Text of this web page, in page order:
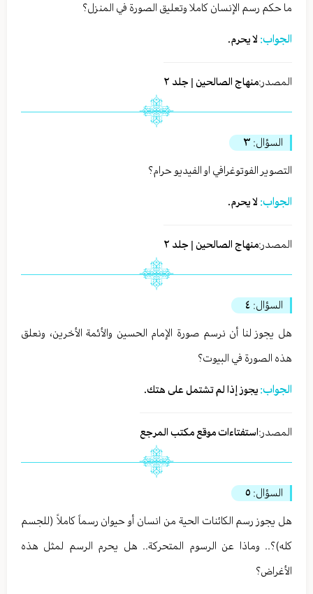
ما حكم رسم الإنسان كاملا وتعليق الصورة في المنزل؟
الجواب: لا يحرم.
المصدر:منهاج الصالحين | جلد ٢
السؤال: ٣
التصوير الفوتوغرافي او الفيديو حرام؟
الجواب: لا يحرم.
المصدر:منهاج الصالحين | جلد ٢
السؤال: ٤
هل يجوز لنا أن نرسم صورة الإمام الحسين والأئمة الأخرين، ونعلق
هذه الصورة في البيوت؟
الجواب: يجوز إذا لم تشتمل على هتك.
المصدر:استفتاءات موقع مكتب المرجع
السؤال: ٥
هل يجوز رسم الكائنات الحية من انسان أو حيوان رسماً كاملاً (للجسم
كله)؟.. وماذا عن الرسوم المتحركة.. هل يحرم الرسم لمثل هذه
الأغراض؟